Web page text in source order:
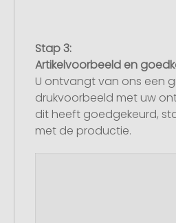
Stap 3:
Artikelvoorbeeld en
U ontvangt van ons een
drukvoorbeeld met uw
dit heeft goedgekeurd,
met de productie.